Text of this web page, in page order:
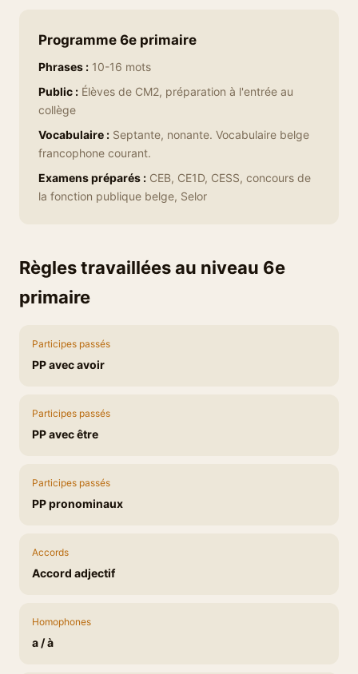
Programme 6e primaire
Phrases : 10-16 mots
Public : Élèves de CM2, préparation à l'entrée au
collège
Vocabulaire : Septante, nonante. Vocabulaire belge
francophone courant.
Examens préparés : CEB, CE1D, CESS, concours de
la fonction publique belge, Selor
Règles travaillées au niveau 6e
primaire
Participes passés
PP avec avoir
Participes passés
PP avec être
Participes passés
PP pronominaux
Accords
Accord adjectif
Homophones
a / à